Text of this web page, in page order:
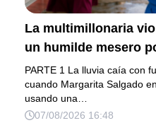
La multimillonaria
un humilde mesero
hermanito enfermo…
escándalo estaba a
PARTE 1 La lluvia caía con
cuando Margarita Salgado
usando una…
07/08/2026 16:48